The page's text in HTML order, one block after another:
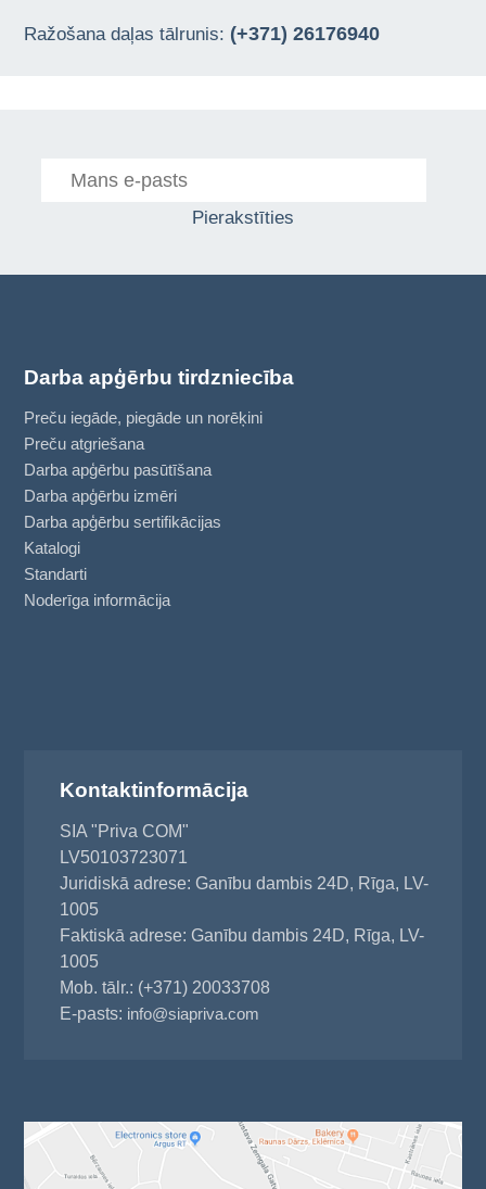
Ražošana daļas tālrunis: (+371) 26176940
Pierakstīties
Darba apģērbu tirdzniecība
Preču iegāde, piegāde un norēķini
Preču atgriešana
Darba apģērbu pasūtīšana
Darba apģērbu izmēri
Darba apģērbu sertifikācijas
Katalogi
Standarti
Noderīga informācija
Kontaktinformācija
SIA "Priva COM"
LV50103723071
Juridiskā adrese: Ganību dambis 24D, Rīga, LV-
1005
Faktiskā adrese: Ganību dambis 24D, Rīga, LV-
1005
Mob. tālr.: (+371) 20033708
E-pasts: info@siapriva.com